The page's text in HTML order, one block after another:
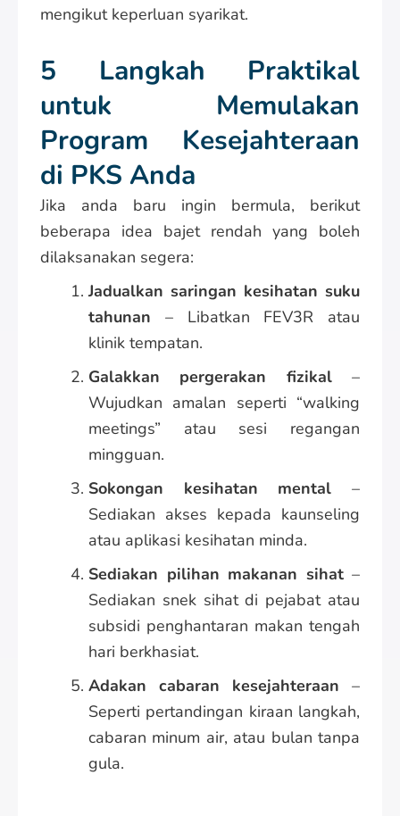
mengikut keperluan syarikat.
5 Langkah Praktikal
untuk Memulakan
Program Kesejahteraan
di PKS Anda
Jika anda baru ingin bermula, berikut
beberapa idea bajet rendah yang boleh
dilaksanakan segera:
Jadualkan saringan kesihatan suku
tahunan – Libatkan FEV3R atau
klinik tempatan.
Galakkan pergerakan fizikal–
Wujudkan amalan seperti “walking
meetings” atau sesi regangan
mingguan.
Sokongan kesihatan mental –
Sediakan akses kepada kaunseling
atau aplikasi kesihatan minda.
Sediakan pilihan makanan sihat–
Sediakan snek sihat di pejabat atau
subsidi penghantaran makan tengah
hari berkhasiat.
Adakan cabaran kesejahteraan –
Seperti pertandingan kiraan langkah,
cabaran minum air, atau bulan tanpa
gula.